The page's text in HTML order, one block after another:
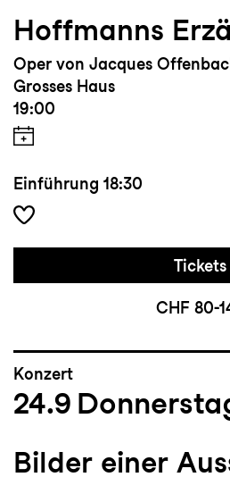
nachhaltiger Lesart und
seine Zukunft.
Hoffmanns
Oper von Jacques
Grosses Haus
19:00
Einführung 18:30
Tickets
CHF 80-
Konzert
24.9
Bilder einer